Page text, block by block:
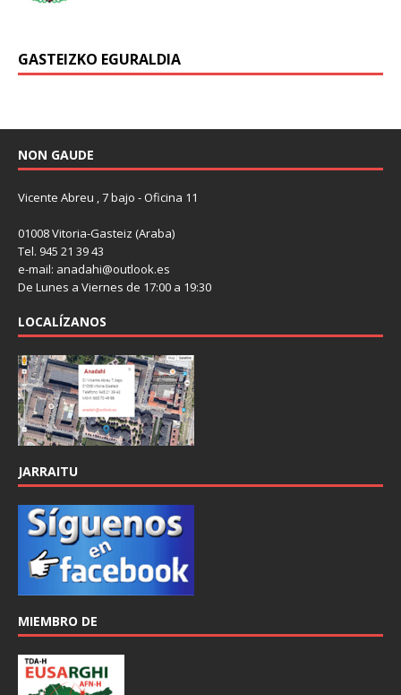
GASTEIZKO EGURALDIA
NON GAUDE
Vicente Abreu , 7 bajo - Oficina 11
01008 Vitoria-Gasteiz (Araba)
Tel. 945 21 39 43
e-mail: anadahi@outlook.es
De Lunes a Viernes de 17:00 a 19:30
LOCALÍZANOS
JARRAITU
MIEMBRO DE